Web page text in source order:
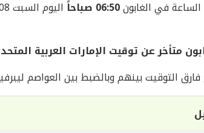
في الغابون06:50 صباحاً اليوم السبت 08 أغسطس 2026 تكون الساعة في الإمارات العربية المتحدة
متأخر عن توقيت الإمارات العربية المتحدة
التوقيت بينهم وبالضبط بين العواصم